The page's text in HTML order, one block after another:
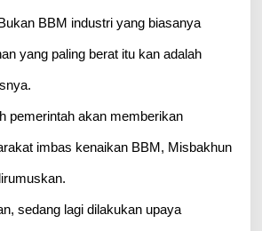
BBM industri yang biasanya
yang paling berat itu kan adalah
pemerintah akan memberikan
imbas kenaikan BBM, Misbakhun
sedang lagi dilakukan upaya